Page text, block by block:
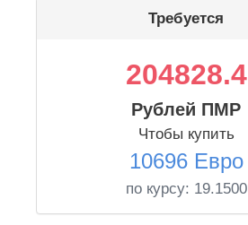
Требуется
204828.4
Рублей ПМР
Чтобы купить
10696 Евро
по курсу: 19.1500